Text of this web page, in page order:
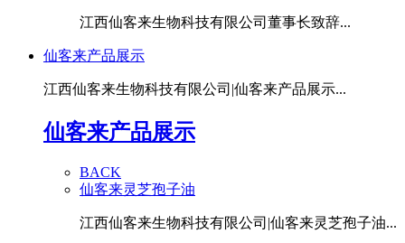
江西仙客来生物科技有限公司董事长致辞...
仙客来产品展示
江西仙客来生物科技有限公司|仙客来产品展示...
仙客来产品展示
BACK
仙客来灵芝孢子油
江西仙客来生物科技有限公司|仙客来灵芝孢子油...